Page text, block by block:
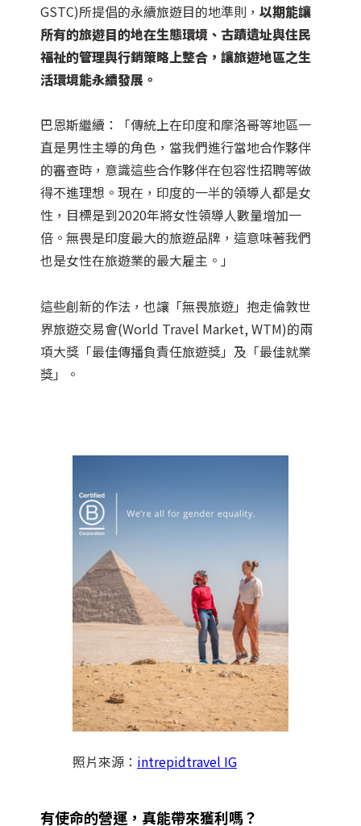
GSTC)所提倡的永續旅遊目的地準則， 以期能讓
所有的旅遊目的地在生態環境、古蹟遺址與住民
福祉的管理與行銷策略上整合，讓旅遊地區之生
活環境能永續發展。
巴恩斯繼續：「傳統上在印度和摩洛哥等地區一
直是男性主導的角色，當我們進行當地合作夥伴
的審查時，意識這些合作夥伴在包容性招聘等做
得不進理想。現在，印度的一半的領導人都是女
性，目標是到2020年將女性領導人數量增加一
倍。無畏是印度最大的旅遊品牌，這意味著我們
也是女性在旅遊業的最大雇主。」
這些創新的作法，也讓「無畏旅遊」抱走倫敦世
界旅遊交易會(World Travel Market, WTM)的兩
項大獎「最佳傳播負責任旅遊獎」及「最佳就業
獎」。
照片來源： intrepidtravel IG
有使命的營運，真能帶來獲利嗎？